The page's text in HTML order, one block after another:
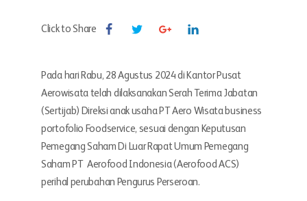
Click to Share
Pada hari Rabu, 28 Agustus 2024 di Kantor Pusat
Aerowisata telah dilaksanakan Serah Terima Jabatan
(Sertijab) Direksi anak usaha PT Aero Wisata business
portofolio Foodservice, sesuai dengan Keputusan
Pemegang Saham Di Luar Rapat Umum Pemegang
Saham PT Aerofood Indonesia (Aerofood ACS)
perihal perubahan Pengurus Perseroan.